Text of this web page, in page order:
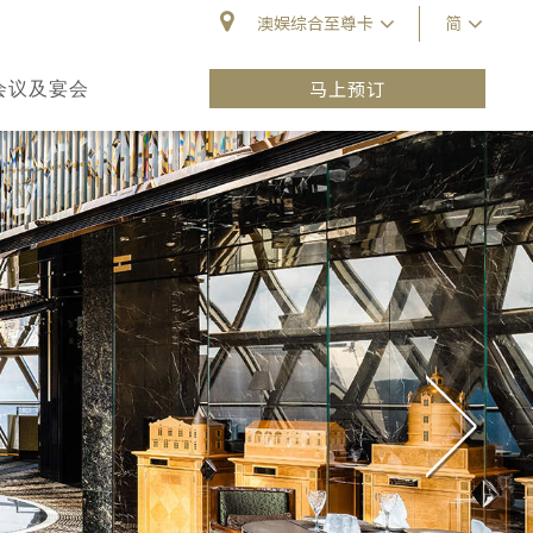
澳娱综合至尊卡 简
议及宴会 马上预订